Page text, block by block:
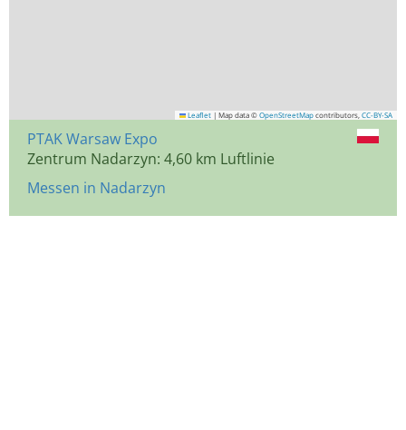
Leaflet | Map data © OpenStreetMap contributors, CC-BY-SA
PTAK Warsaw Expo
Zentrum Nadarzyn: 4,60 km Luftlinie
Messen in Nadarzyn